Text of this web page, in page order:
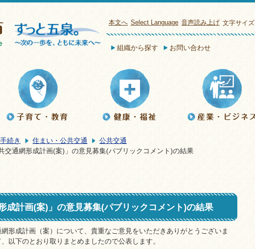
本文へ Select Language 音声読み上げ 文字サイズ
組織から探す お問い合わせ
続き 住まい・公共交通
公共交通
交通網形成計画(案)」の意見募集(パブリックコメント)の結果
成計画(案)」の意見募集(パブリックコメント)の結果
形成計画（案）について、貴重なご意見をいただきありがとうございま
以下のとおり取りまとめましたので公表します。